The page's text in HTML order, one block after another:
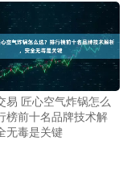
易 匠心空气炸锅怎么
榜前十名品牌技术解
无毒是关键